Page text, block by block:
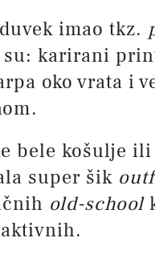
imao tkz.
karirani
oko vrata i
bele košulje
super šik
old-school